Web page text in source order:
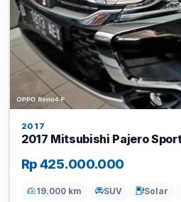
2017
2017 Mitsubishi Pajero
Rp 425.000.000
19.000 km SUV Solar